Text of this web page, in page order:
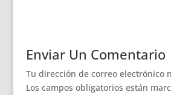
Enviar Un Comentario
Tu dirección de correo electrónico
Los campos obligatorios están